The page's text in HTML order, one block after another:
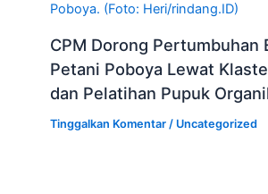
Poboya. (Foto: Heri/rindang.ID)
CPM Dorong Pertumbuhan
Petani Poboya Lewat
dan Pelatihan Pupuk
Tinggalkan Komentar / Uncategorized